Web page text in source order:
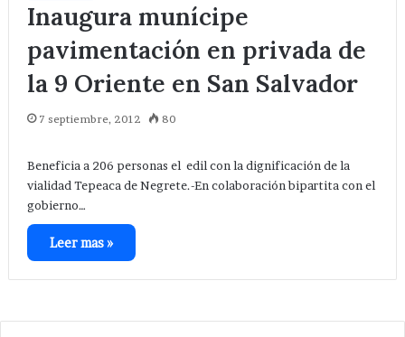
Inaugura munícipe
pavimentación en privada de
la 9 Oriente en San Salvador
7 septiembre, 2012 80
Beneficia a 206 personas el edil con la dignificación de la
vialidad Tepeaca de Negrete.-En colaboración bipartita con el
gobierno…
Leer mas »